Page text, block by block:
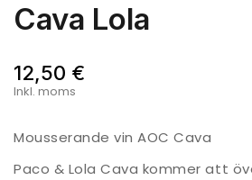
Cava Lola
12,50 €
Inkl. moms
Mousserande vin AOC Cava
Paco & Lola Cava kommer att